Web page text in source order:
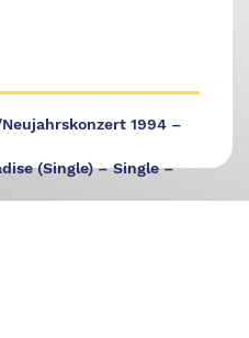
1994 –
(Single) – Single –